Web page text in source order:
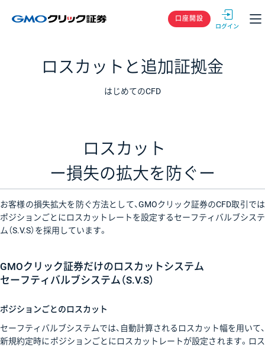
GMOクリック
口座開設
ロスカットと追加証拠金
はじめてのCFD
ロスカット
ー損失の拡大を防ぐー
お客様の損失拡大を防ぐ方法として、GMOクリック証券のCFD取引では
ポジションごとにロスカットレートを設定するセーフティバルブシステ
ム（S.V.S）を採用しています。
GMOクリック証券だけのロスカットシステム
セーフティバルブシステム（S.V.S）
ポジションごとのロスカット
セーフティバルブシステムでは、自動計算されるロスカット幅を用いて、
新規約定時にポジションごとにロスカットレートが設定されます。ロス